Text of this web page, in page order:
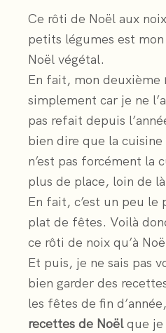
Ce rôti de Noël aux
petits légumes est
Noël végétal.
En fait, mon deuxième
simplement car je ne
pas refait depuis
bien dire que la cuisine
n’est pas forcément la
plus de place, loin de
En fait, c’est un peu
plat de fêtes. Voilà
ce rôti de noix qu’à
Et puis, je ne sais pas
bien garder des
les fêtes de fin
recettes de Noëlque je